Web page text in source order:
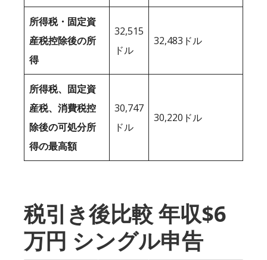
所得税・固定資
産税控除後の所
得
32,515
ドル
32,483ドル
所得税、固定資
産税、消費税控
除後の可処分所
得の最高額
30,747
ドル
30,220ドル
税引き後比較 年収$6
万円 シングル申告